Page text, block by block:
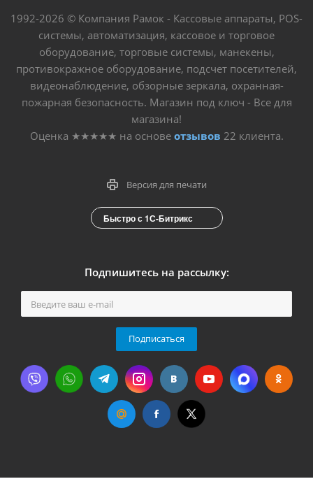
1992-2026 © Компания Рамок - Кассовые аппараты, POS-
системы, автоматизация, кассовое и торговое
оборудование, торговые системы, манекены,
противокражное оборудование, подсчет посетителей,
видеонаблюдение, обзорные зеркала, охранная-
пожарная безопасность. Магазин под ключ - Все для
магазина!
Оценка ★★★★★ на основе отзывов 22 клиента.
Версия для печати
Быстро с 1С-Битрикс
Подпишитесь на рассылку:
Подписаться